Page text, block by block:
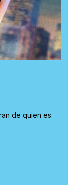
de quien es